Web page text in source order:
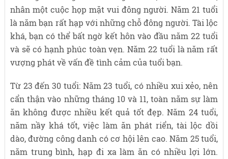
nhân một cuộc họp mặt vui đông người. Năm 21 tuổi
là năm bạn rất hạp với những chỗ đông người. Tài lộc
khá, bạn có thể bất ngờ kết hôn vào đầu năm 22 tuổi
và sẽ có hạnh phúc toàn vẹn. Năm 22 tuổi là năm rất
vượng phát về vấn đề tình cảm của tuổi bạn.
Từ 23 đến 30 tuổi: Năm 23 tuổi, có nhiều xui xẻo, nên
cẩn thận vào những tháng 10 và 11, toàn năm sự làm
ăn không được nhiều kết quả tốt đẹp. Năm 24 tuổi,
năm nầy khá tốt, việc làm ăn phát riển, tài lộc dồi
dào, đường công danh có cơ hội lên cao. Năm 25 tuổi,
năm trung bình, hạp đi xa làm ăn có nhiều lợi lớn.